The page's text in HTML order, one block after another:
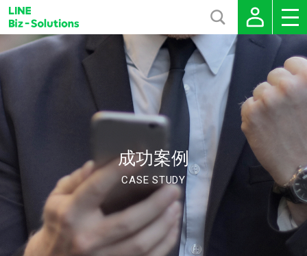
成功案例
CASE STUDY